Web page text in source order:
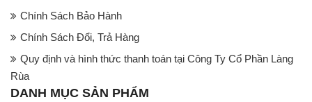
Chính Sách Bảo Hành
Chính Sách Đổi, Trả Hàng
Quy định và hình thức thanh toán tại Công Ty Cổ Phần Làng
Rùa
DANH MỤC SẢN PHẨM